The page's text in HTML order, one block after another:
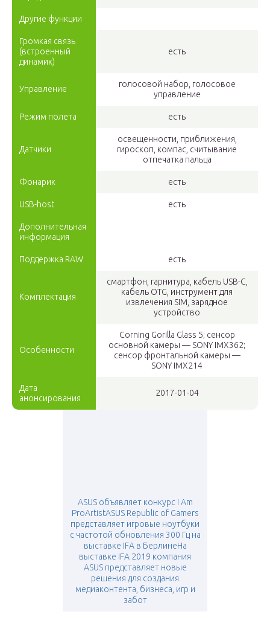
Другие функции
Громкая связь
(встроенный
динамик)
есть
Управление
голосовой набор, голосовое
управление
Режим полета есть
Датчики
освещенности, приближения,
гироскоп, компас, считывание
отпечатка пальца
Фонарик есть
USB-host есть
Дополнительная
информация
Поддержка RAW есть
Комплектация
смартфон, гарнитура, кабель USB-C,
кабель OTG, инструмент для
извлечения SIM, зарядное
устройство
Особенности
Corning Gorilla Glass 5; сенсор
основной камеры — SONY IMX362;
сенсор фронтальной камеры —
SONY IMX214
Дата
анонсирования
2017-01-04
ASUS объявляет конкурс I Am
ProArtistASUS Republic of Gamers
представляет игровые ноутбуки
с частотой обновления 300 Гц на
выставке IFA в БерлинеНа
выставке IFA 2019 компания
ASUS представляет новые
решения для создания
медиаконтента, бизнеса, игр и
забот